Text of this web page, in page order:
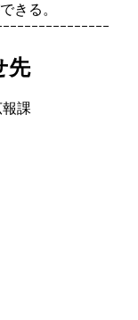
きる。
ｰｰｰｰｰｰｰｰｰｰｰｰｰｰ
先
課